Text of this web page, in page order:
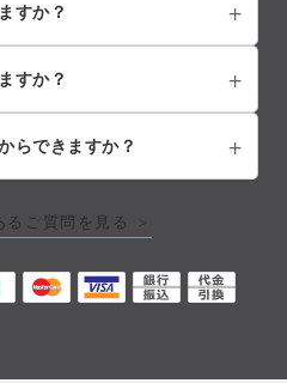
すか？
すか？
らできますか？
るご質問を見る ＞